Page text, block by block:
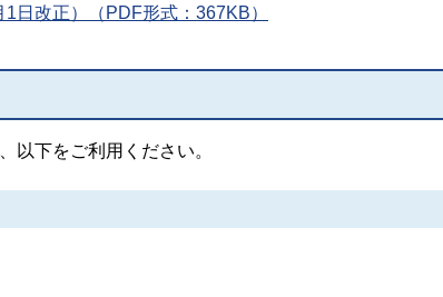
日改正）（PDF形式：367KB）
以下をご利用ください。